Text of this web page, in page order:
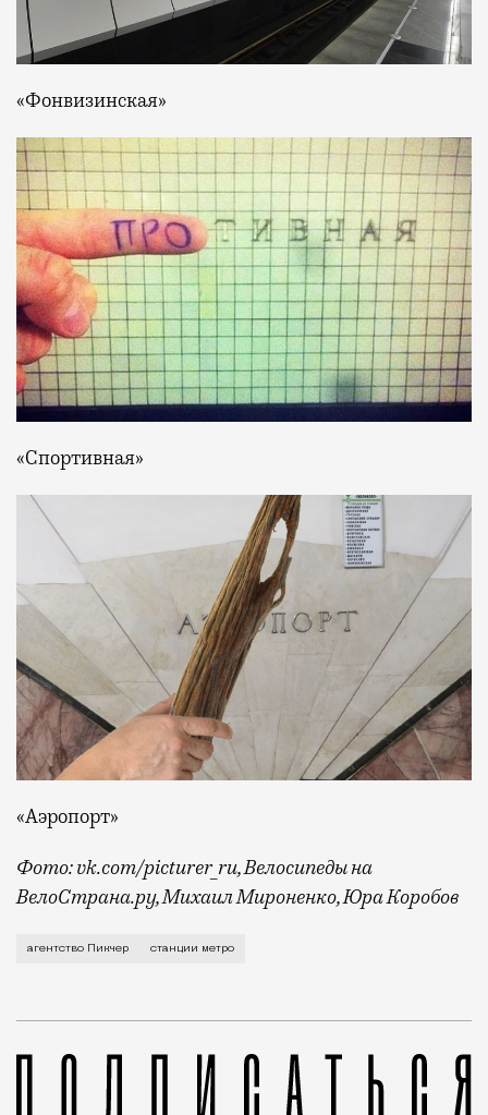
«Фонвизинская»
«Спортивная»
«Аэропорт»
Фото: vk.com/picturer_ru, Велосипеды на
ВелоСтрана.ру, Михаил Мироненко, Юра Коробов
Перед нами тот самый случай, когда реклама
агентство Пикчер станции метро